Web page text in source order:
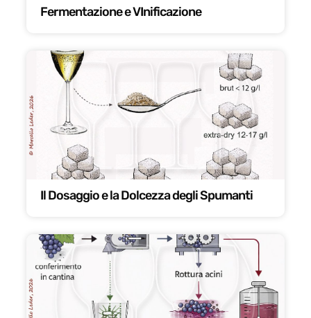
Fermentazione e VInificazione
Il Dosaggio e la Dolcezza degli Spumanti